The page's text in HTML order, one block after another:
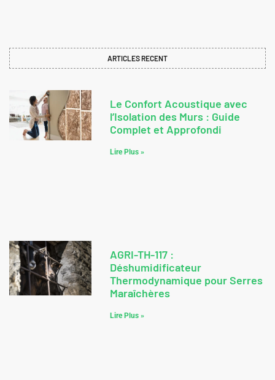
ARTICLES RECENT
Le Confort Acoustique avec
l’Isolation des Murs : Guide
Complet et Approfondi
Lire Plus »
AGRI-TH-117 :
Déshumidificateur
Thermodynamique pour Serres
Maraîchères
Lire Plus »